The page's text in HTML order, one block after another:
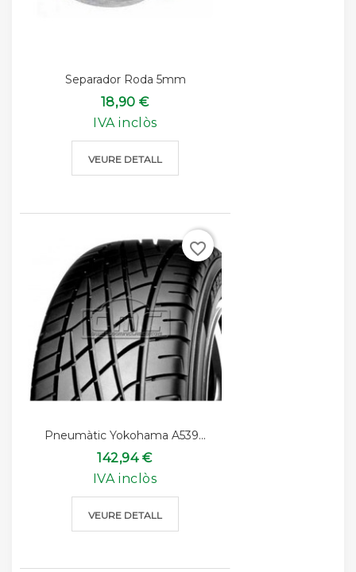
Separador Roda 5mm
18,90 €
IVA inclòs
VEURE DETALL
Pneumàtic Yokohama A539...
142,94 €
IVA inclòs
VEURE DETALL
favorite_border